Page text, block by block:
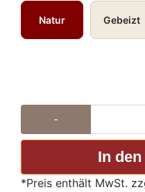
Natur Gebeizt
-
*Preis enthält MwSt.